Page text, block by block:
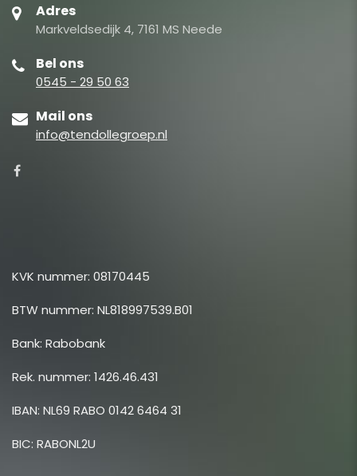
Adres
Markveldsedijk 4, 7161 MS Neede
Bel ons
0545 - 29 50 63
Mail ons
info@tendollegroep.nl
KVK nummer: 08170445
BTW nummer: NL818997539.B01
Bank: Rabobank
Rek. nummer: 1426.46.431
IBAN: NL69 RABO 0142 6464 31
BIC: RABONL2U